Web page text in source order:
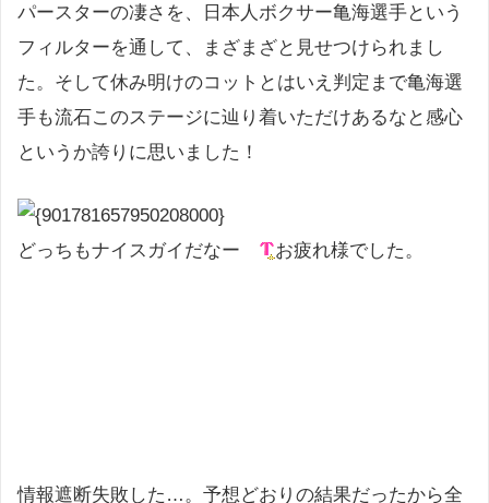
パースターの凄さを、日本人ボクサー亀海選手という
フィルターを通して、まざまざと見せつけられまし
た。そして休み明けのコットとはいえ判定まで亀海選
手も流石このステージに辿り着いただけあるなと感心
というか誇りに思いました！
どっちもナイスガイだなー お疲れ様でした 。
情報遮断失敗した…。予想どおりの結果だったから全